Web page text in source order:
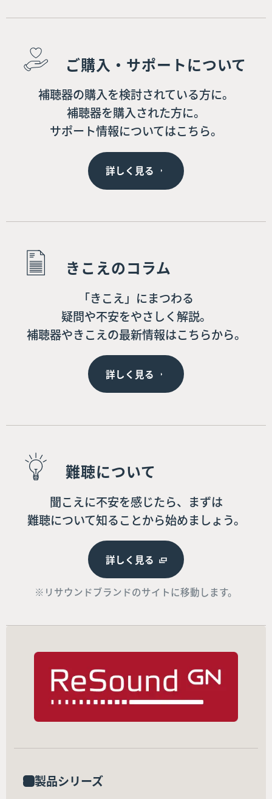
ご購入・サポートについて
補聴器の購入を検討されている方に。
補聴器を購入された方に。
サポート情報についてはこちら。
詳しく見る
きこえのコラム
「きこえ」にまつわる
疑問や不安をやさしく解説。
補聴器やきこえの最新情報はこちらから。
詳しく見る
難聴について
聞こえに不安を感じたら、まずは
難聴について知ることから始めましょう。
詳しく見る
※リサウンドブランドのサイトに移動します。
製品シリーズ